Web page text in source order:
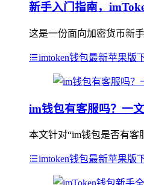
新手入门指南，
这是一份面向加密货币新
imtoken钱包最新苹果版
im钱包有客服吗？一
本文针对“im钱包是否有
imtoken钱包最新苹果版